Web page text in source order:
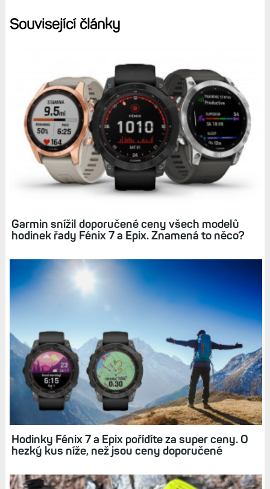
Související články
Garmin snížil doporučené ceny všech modelů
hodinek řady Fénix 7 a Epix. Znamená to něco?
Hodinky Fénix 7 a Epix pořídíte za super ceny. O
hezký kus níže, než jsou ceny doporučené